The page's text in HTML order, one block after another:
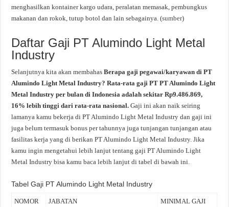
menghasilkan kontainer kargo udara, peralatan memasak, pembungkus
makanan dan rokok, tutup botol dan lain sebagainya. (sumber)
Daftar Gaji PT Alumindo Light Metal
Industry
Selanjutnya kita akan membahasBerapa gaji pegawai/karyawan di PT
Alumindo Light Metal Industry? Rata-rata gaji PT PT Alumindo Light
Metal Industry per bulan di Indonesia adalah sekitar Rp9.486.869,
16% lebih tinggi dari rata-rata nasional.Gaji ini akan naik seiring
lamanya kamu bekerja di PT Alumindo Light Metal Industry dan gaji ini
juga belum termasuk bonus per tahunnya juga tunjangan tunjangan atau
fasilitas kerja yang di berikan PT Alumindo Light Metal Industry. Jika
kamu ingin mengetahui lebih lanjut tentang gaji PT Alumindo Light
Metal Industry bisa kamu baca lebih lanjut di tabel di bawah ini.
Tabel Gaji PT Alumindo Light Metal Industry
NOMOR JABATAN MINIMAL GAJI